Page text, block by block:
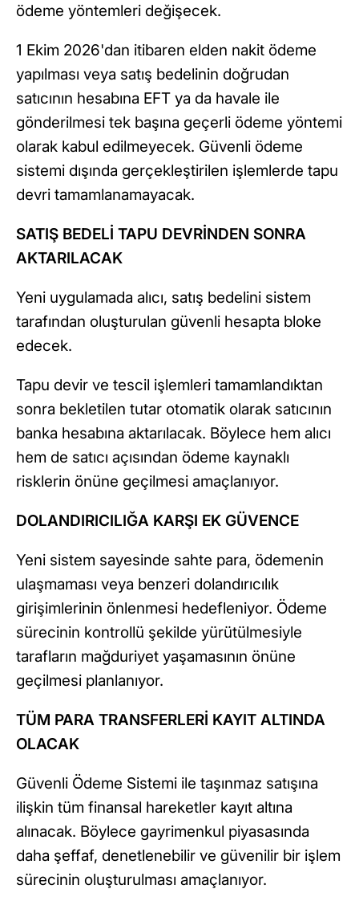
ödeme yöntemleri değişecek.
1 Ekim 2026'dan itibaren elden nakit ödeme
yapılması veya satış bedelinin doğrudan
satıcının hesabına EFT ya da havale ile
gönderilmesi tek başına geçerli ödeme yöntemi
olarak kabul edilmeyecek. Güvenli ödeme
sistemi dışında gerçekleştirilen işlemlerde tapu
devri tamamlanamayacak.
SATIŞ BEDELİ TAPU DEVRİNDEN SONRA
AKTARILACAK
Yeni uygulamada alıcı, satış bedelini sistem
tarafından oluşturulan güvenli hesapta bloke
edecek.
Tapu devir ve tescil işlemleri tamamlandıktan
sonra bekletilen tutar otomatik olarak satıcının
banka hesabına aktarılacak. Böylece hem alıcı
hem de satıcı açısından ödeme kaynaklı
risklerin önüne geçilmesi amaçlanıyor.
DOLANDIRICILIĞA KARŞI EK GÜVENCE
Yeni sistem sayesinde sahte para, ödemenin
ulaşmaması veya benzeri dolandırıcılık
girişimlerinin önlenmesi hedefleniyor. Ödeme
sürecinin kontrollü şekilde yürütülmesiyle
tarafların mağduriyet yaşamasının önüne
geçilmesi planlanıyor.
TÜM PARA TRANSFERLERİ KAYIT ALTINDA
OLACAK
Güvenli Ödeme Sistemi ile taşınmaz satışına
ilişkin tüm finansal hareketler kayıt altına
alınacak. Böylece gayrimenkul piyasasında
daha şeffaf, denetlenebilir ve güvenilir bir işlem
sürecinin oluşturulması amaçlanıyor.